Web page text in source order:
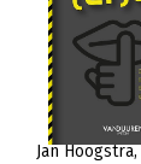
Jan Hoogstra